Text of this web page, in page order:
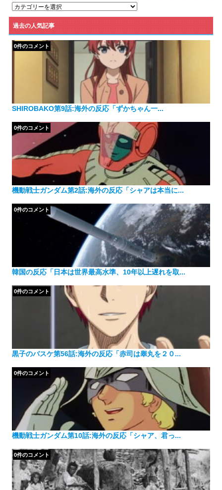
カ
ゴ
リ
ー
過去の人気記事
SHIROBAKO第9話:海外の反応「ずかちゃん一...
0件のコメント
機動戦士ガンダム第2話:海外の反応「シャアは本当に...
0件のコメント
韓国の反応「日本は世界最高水準、10年以上遅れを取...
0件のコメント
黒子のバスケ第56話:海外の反応「赤司は睾丸を２０...
0件のコメント
機動戦士ガンダム第10話:海外の反応「シャア、君っ...
0件のコメント
0件のコメント